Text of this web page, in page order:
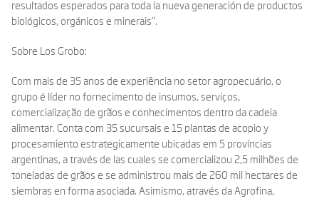
resultados esperados para toda la nueva generación de productos
biológicos, orgánicos e minerais”.
Sobre Los Grobo:
Com mais de 35 anos de experiência no setor agropecuário, o
grupo é líder no fornecimento de insumos, serviços,
comercialização de grãos e conhecimentos dentro da cadeia
alimentar. Conta com 35 sucursais e 15 plantas de acopio y
procesamiento estrategicamente ubicadas em 5 províncias
argentinas, a través de las cuales se comercializou 2,5 milhões de
toneladas de grãos e se administrou mais de 260 mil hectares de
siembras en forma asociada. Asimismo, através da Agrofina,